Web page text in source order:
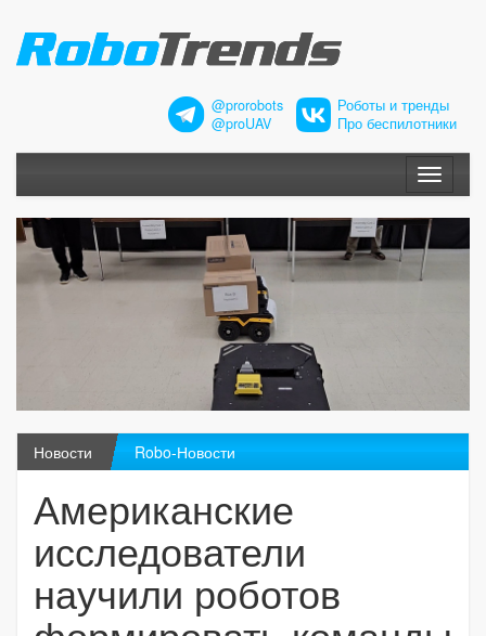
@prorobots
@proUAV
Роботы и тренды
Про беспилотники
Меню
Новости Robo-Новости
Американские
исследователи
научили роботов